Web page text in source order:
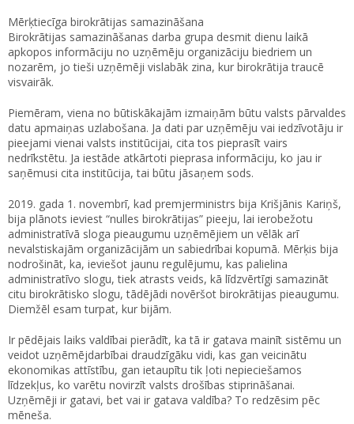
Mērķtiecīga birokrātijas samazināšana
Birokrātijas samazināšanas darba grupa desmit dienu laikā
apkopos informāciju no uzņēmēju organizāciju biedriem un
nozarēm, jo tieši uzņēmēji vislabāk zina, kur birokrātija traucē
visvairāk.
Piemēram, viena no būtiskākajām izmaiņām būtu valsts pārvaldes
datu apmaiņas uzlabošana. Ja dati par uzņēmēju vai iedzīvotāju ir
pieejami vienai valsts institūcijai, cita tos pieprasīt vairs
nedrīkstētu. Ja iestāde atkārtoti pieprasa informāciju, ko jau ir
saņēmusi cita institūcija, tai būtu jāsaņem sods.
2019. gada 1. novembrī, kad premjerministrs bija Krišjānis Kariņš,
bija plānots ieviest “nulles birokrātijas” pieeju, lai ierobežotu
administratīvā sloga pieaugumu uzņēmējiem un vēlāk arī
nevalstiskajām organizācijām un sabiedrībai kopumā. Mērķis bija
nodrošināt, ka, ieviešot jaunu regulējumu, kas palielina
administratīvo slogu, tiek atrasts veids, kā līdzvērtīgi samazināt
citu birokrātisko slogu, tādējādi novēršot birokrātijas pieaugumu.
Diemžēl esam turpat, kur bijām.
Ir pēdējais laiks valdībai pierādīt, ka tā ir gatava mainīt sistēmu un
veidot uzņēmējdarbībai draudzīgāku vidi, kas gan veicinātu
ekonomikas attīstību, gan ietaupītu tik ļoti nepieciešamos
līdzekļus, ko varētu novirzīt valsts drošības stiprināšanai.
Uzņēmēji ir gatavi, bet vai ir gatava valdība? To redzēsim pēc
mēneša.